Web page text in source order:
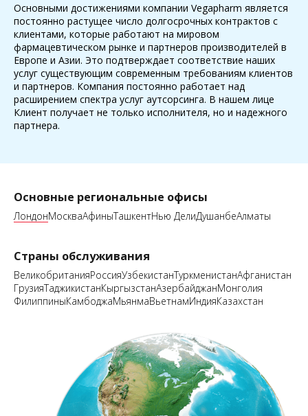
Основными достижениями компании Vegapharm является
постоянно растущее число долгосрочных контрактов с
клиентами, которые работают на мировом
фармацевтическом рынке и партнеров производителей в
Европе и Азии. Это подтверждает соответствие наших
услуг существующим современным требованиям клиентов
и партнеров. Компания постоянно работает над
расширением спектра услуг аутсорсинга. В нашем лице
Клиент получает не только исполнителя, но и надежного
партнера.
Основные региональные офисы
ЛондонМоскваАфиныТашкентНью ДелиДушанбеАлматы
Страны обслуживания
ВеликобританияРоссияУзбекистанТуркменистанАфганистан
ГрузияТаджикистанКыргызстанАзербайджанМонголия
ФилиппиныКамбоджаМьянмаВьетнамИндияКазахстан